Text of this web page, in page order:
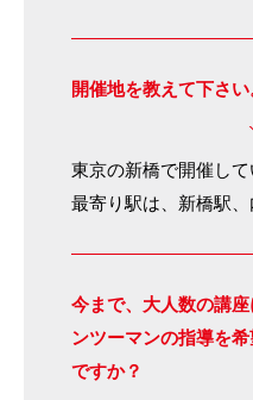
開催地を教えて下さい
東京の新橋で開催して
最寄り駅は、新橋駅、
今まで、大人数の講座
ンツーマンの指導を
ですか？